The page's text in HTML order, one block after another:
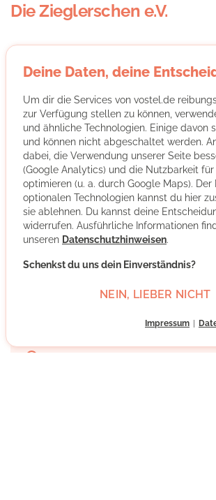
Die Zieglerschen e.V.
Die Zieglerschen sind ein
Sozialunternehmen mit Sitz im
Wilhelmsdorf und rund 60 Standorten
Württemberg. Mehr als 3.300
mit vielen Ehrenamtlichen pro Jahr
Menschen in den Hilfearten Altenhilfe,
Hör-Sprachzentrum, Jugendhilfe und
Grundlage des christlichen Leitbilds der
Mehr über die Organisation
Deine Daten, deine
Um dir die Services von vostel.de
zur Verfügung stellen zu können,
und ähnliche Technologien. Einige davon
und können nicht abgeschaltet werden.
dabei, die Verwendung unserer Seite
(Google Analytics) und die Nutzbarkeit
optimieren (u. a. durch Google Maps).
optionalen Technologien kannst du hier
sie ablehnen. Du kannst deine
widerrufen. Ausführliche Informationen
unseren Datenschutzhinweisen.
Schenkst du uns dein Einverständnis?
NEIN, LIEBER NICHT
Impressum